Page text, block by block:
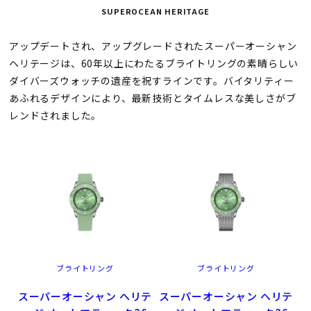
SUPEROCEAN HERITAGE
アップデートされ、アップグレードされたスーパーオーシャン
ヘリテージは、60年以上にわたるブライトリングの素晴らしい
ダイバーズウォッチの遺産を祝すラインです。バイタリティー
あふれるデザインにより、最新技術とタイムレスな美しさがブ
レンドされました。
ブライトリング
スーパーオーシャン ヘリテ
ブライトリング
スーパーオーシャン ヘリテ